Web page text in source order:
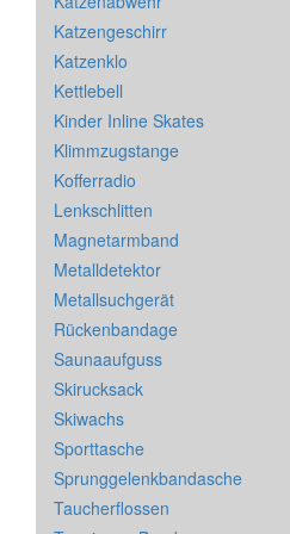
Katzengeschirr
Katzenklo
Kettlebell
Kinder Inline Skates
Klimmzugstange
Kofferradio
Lenkschlitten
Magnetarmband
Metalldetektor
Metallsuchgerät
Rückenbandage
Saunaaufguss
Skirucksack
Skiwachs
Sporttasche
Sprunggelenkbandasche
Taucherflossen